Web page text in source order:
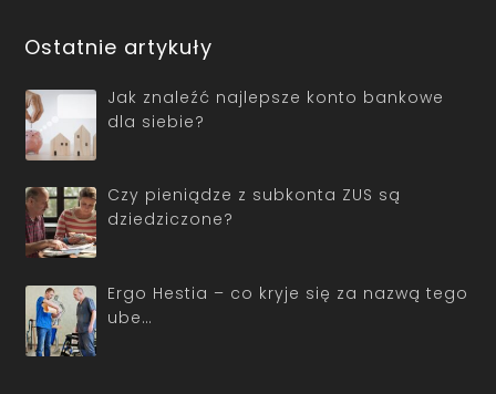
Ostatnie artykuły
Jak znaleźć najlepsze konto bankowe
dla siebie?
Czy pieniądze z subkonta ZUS są
dziedziczone?
Ergo Hestia – co kryje się za nazwą tego
ube…